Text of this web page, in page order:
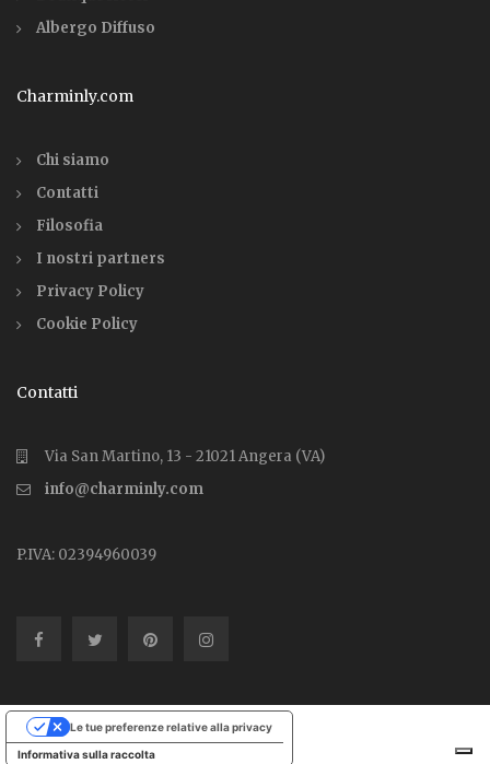
Albergo Diffuso
Charminly.com
Chi siamo
Contatti
Filosofia
I nostri partners
Privacy Policy
Cookie Policy
Contatti
Via San Martino, 13 - 21021 Angera (VA)
info@charminly.com
P.IVA: 02394960039
Informativa sulla raccolta
Le tue preferenze relative alla privacy